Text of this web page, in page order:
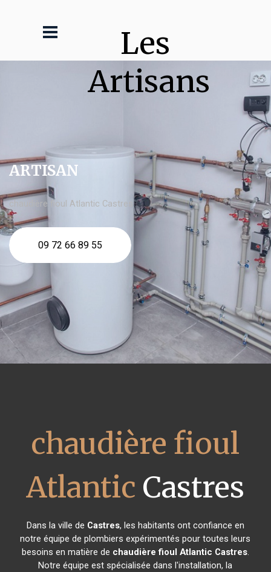
Les
Artisans
ARTISAN
chaudière fioul Atlantic Castres
09 72 66 89 55
chaudière fioul
Atlantic Castres
Dans la ville de Castres, les habitants ont confiance en
notre équipe de plombiers expérimentés pour toutes leurs
besoins en matière de chaudière fioul Atlantic Castres.
Notre équipe est spécialisée dans l'installation, la